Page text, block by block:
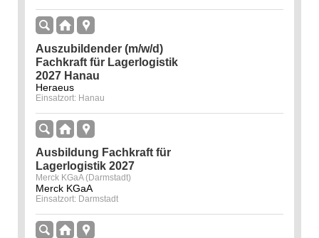
Auszubildender (m/w/d)
Fachkraft für Lagerlogistik
2027 Hanau
Heraeus
Einsatzort: Hanau
Ausbildung Fachkraft für
Lagerlogistik 2027
Merck KGaA (Darmstadt)
Merck KGaA
Einsatzort: Darmstadt